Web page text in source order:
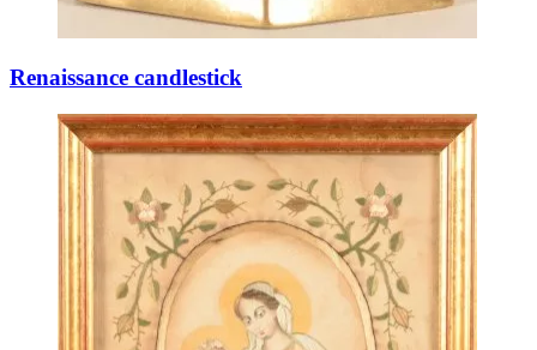
Renaissance candlestick